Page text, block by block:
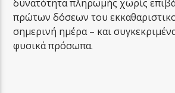
δυνατότητα πληρωμής χωρίς
πρώτων δόσεων του
σημερινή ημέρα – και
φυσικά πρόσωπα.